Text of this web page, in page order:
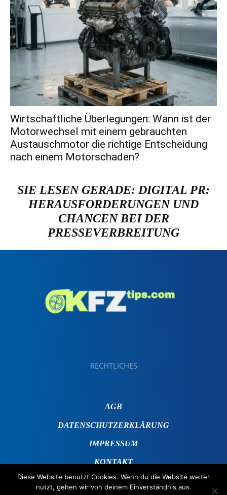
Wirtschaftliche Überlegungen: Wann ist der
Motorwechsel mit einem gebrauchten
Austauschmotor die richtige Entscheidung
nach einem Motorschaden?
SIE LESEN GERADE: DIGITAL PR:
HERAUSFORDERUNGEN UND
CHANCEN BEI DER
PRESSEVERBREITUNG
RECHTLICHES
AGB
DATENSCHUTZERKLÄRUNG
IMPRESSUM
KONTAKT
Diese Website benutzt Cookies. Wenn du die Website weiter
nutzt, gehen wir von deinem Einverständnis aus.